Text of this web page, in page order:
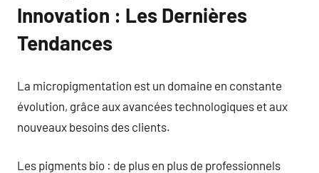
Innovation : Les Dernières
Tendances
La micropigmentation est un domaine en constante
évolution, grâce aux avancées technologiques et aux
nouveaux besoins des clients.
Les pigments bio : de plus en plus de professionnels